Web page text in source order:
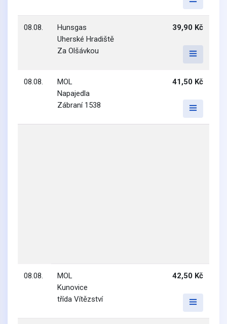
08.08.
Hunsgas
Uherské Hradiště
Za Olšávkou
39,90 Kč
08.08.
MOL
Napajedla
Zábraní 1538
41,50 Kč
08.08.
MOL
Kunovice
třída Vítězství
42,50 Kč